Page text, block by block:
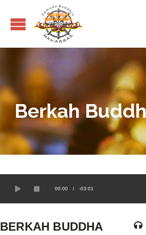
Berkah
00:00 / -03:01
BERKAH BUDDHA